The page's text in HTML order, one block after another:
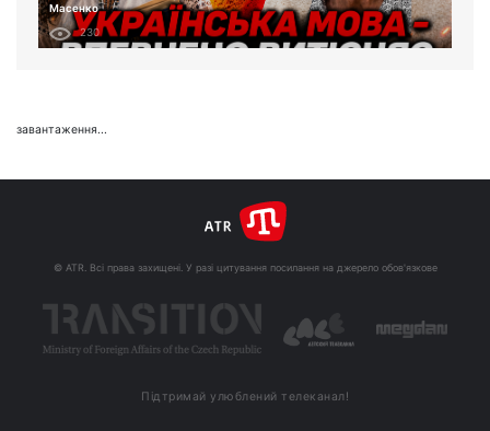
Масенко
230
завантаження...
© ATR. Всі права захищені. У разі цитування посилання на джерело обов'язкове
Підтримай улюблений телеканал!